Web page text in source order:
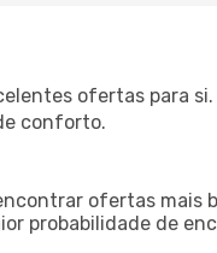
ofertas para
conforto.
ofertas mais
probabilidade de